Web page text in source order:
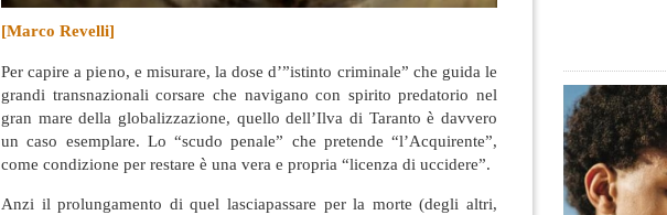
[Marco Revelli]
Per capire a pieno, e misurare, la dose d’”istinto criminale” che guida le
grandi transnazionali corsare che navigano con spirito predatorio nel
gran mare della globalizzazione, quello dell’Ilva di Taranto è davvero
un caso esemplare. Lo “scudo penale” che pretende “l’Acquirente”,
come condizione per restare è una vera e propria “licenza di uccidere”.
Anzi il prolungamento di quel lasciapassare per la morte (degli altri,